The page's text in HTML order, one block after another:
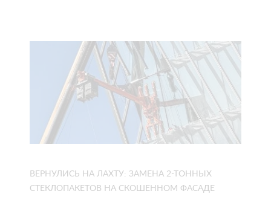
ВЕРНУЛИСЬ НА ЛАХТУ: ЗАМЕНА 2-ТОННЫХ
СТЕКЛОПАКЕТОВ НА СКОШЕННОМ ФАСАДЕ